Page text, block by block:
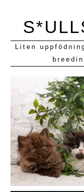
BLOGG
KULLAR VI HAFT
Liten